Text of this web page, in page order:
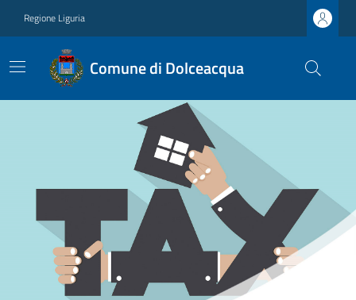
Regione Liguria
Comune di Dolceacqua